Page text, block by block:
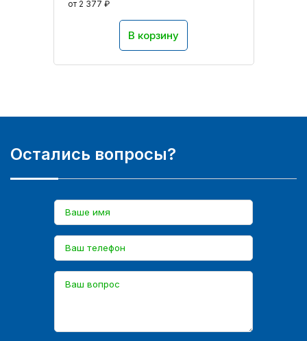
от 2 377 ₽
В корзину
Остались вопросы?